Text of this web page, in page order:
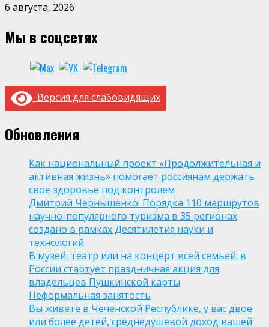
6 августа, 2026
Мы в соцсетях
Версия для слабовидящих
Обновления
Как национальный проект «Продолжительная и
активная жизнь» помогает россиянам держать
свое здоровье под контролем
Дмитрий Чернышенко: Порядка 110 маршрутов
научно-популярного туризма в 35 регионах
создано в рамках Десятилетия науки и
технологий
В музей, театр или на концерт всей семьей: в
России стартует праздничная акция для
владельцев Пушкинской карты
Неформальная занятость
Вы живёте в Чеченской Республике, у вас двое
или более детей, среднедушевой доход вашей